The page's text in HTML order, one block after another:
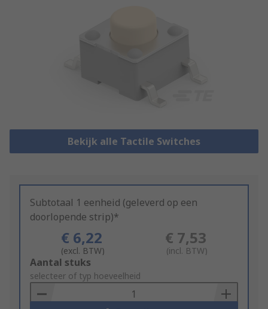
Bekijk alle Tactile Switches
Subtotaal 1 eenheid (geleverd op een
doorlopende strip)*
€ 6,22
(excl. BTW)
€ 7,53
(incl. BTW)
Add
to
Basket
Aantal stuks
selecteer of typ hoeveelheid